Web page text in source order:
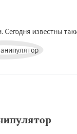
известны